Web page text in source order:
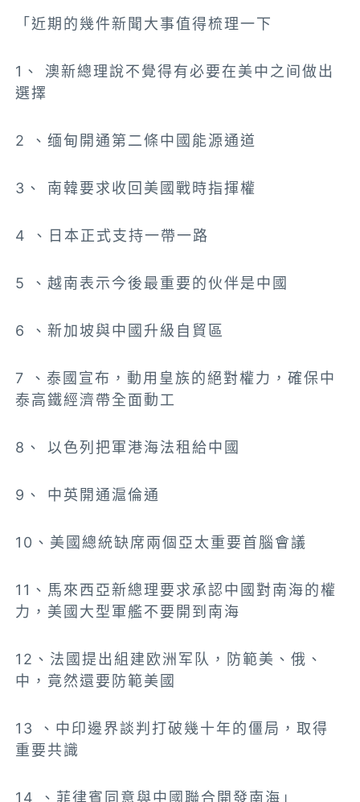
「近期的幾件新聞大事值得梳理一下
1、 澳新總理說不覺得有必要在美中之间做出
選擇
2 、缅甸開通第二條中國能源通道
3、 南韓要求收回美國戰時指揮權
4 、日本正式支持一帶一路
5 、越南表示今後最重要的伙伴是中國
6 、新加坡與中國升級自貿區
7 、泰國宣布，動用皇族的絕對權力，確保中
泰高鐵經濟帶全面動工
8、 以色列把軍港海法租給中國
9、 中英開通滬倫通
10、美國總統缺席兩個亞太重要首腦會議
11、馬來西亞新總理要求承認中國對南海的權
力，美國大型軍艦不要開到南海
12、法國提出組建欧洲军队，防範美、俄、
中，竟然還要防範美國
13 、中印邊界談判打破幾十年的僵局，取得
重要共識
14 、菲律賓同意與中國聯合開發南海」